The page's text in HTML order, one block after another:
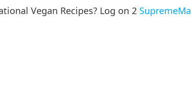
Vegan Recipes? Log on 2